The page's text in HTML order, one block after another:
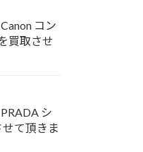
コン
買取させ
シ
て頂きま